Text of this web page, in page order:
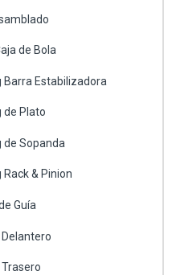
de Bola
Barra Estabilizadora
de Plato
de Sopanda
Rack & Pinion
Guía
Delantero
Trasero